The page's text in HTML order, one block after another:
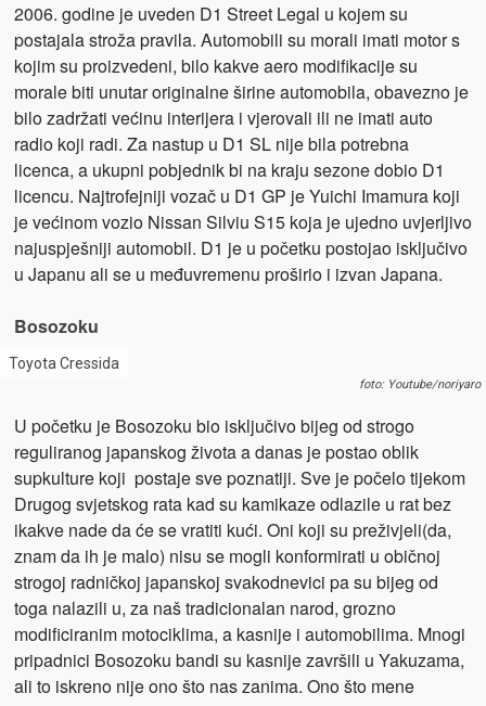
2006. godine je uveden D1 Street Legal u kojem su
postajala stroža pravila. Automobili su morali imati motor s
kojim su proizvedeni, bilo kakve aero modifikacije su
morale biti unutar originalne širine automobila, obavezno je
bilo zadržati većinu interijera i vjerovali ili ne imati auto
radio koji radi. Za nastup u D1 SL nije bila potrebna
licenca, a ukupni pobjednik bi na kraju sezone dobio D1
licencu. Najtrofejniji vozač u D1 GP je Yuichi Imamura koji
je većinom vozio Nissan Silviu S15 koja je ujedno uvjerljivo
najuspješniji automobil. D1 je u početku postojao isključivo
u Japanu ali se u međuvremenu proširio i izvan Japana.
Bosozoku
Toyota Cressida
foto: Youtube/noriyaro
U početku je Bosozoku bio isključivo bijeg od strogo
reguliranog japanskog života a danas je postao oblik
supkulture koji postaje sve poznatiji. Sve je počelo tijekom
Drugog svjetskog rata kad su kamikaze odlazile u rat bez
ikakve nade da će se vratiti kući. Oni koji su preživjeli(da,
znam da ih je malo) nisu se mogli konformirati u običnoj
strogoj radničkoj japanskoj svakodnevici pa su bijeg od
toga nalazili u, za naš tradicionalan narod, grozno
modificiranim motociklima, a kasnije i automobilima. Mnogi
pripadnici Bosozoku bandi su kasnije završili u Yakuzama,
ali to iskreno nije ono što nas zanima. Ono što mene